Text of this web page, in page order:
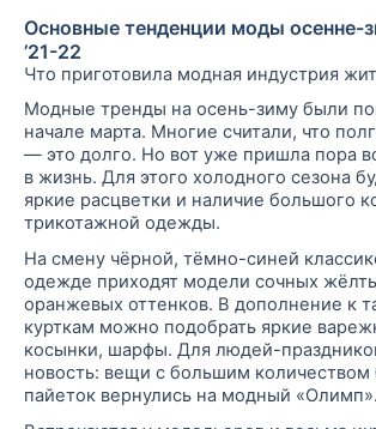
Основные тенденции моды осенне-
’21-22
Что приготовила модная индустрия
Модные тренды на осень-зиму были
начале марта. Многие считали, что
— это долго. Но вот уже пришла пора
в жизнь. Для этого холодного сезона
яркие расцветки и наличие большого
трикотажной одежды.
На смену чёрной, тёмно-синей
одежде приходят модели сочных
оранжевых оттенков. В дополнение к
курткам можно подобрать яркие
косынки, шарфы. Для людей-
новость: вещи с большим количеством
пайеток вернулись на модный «Олимп».